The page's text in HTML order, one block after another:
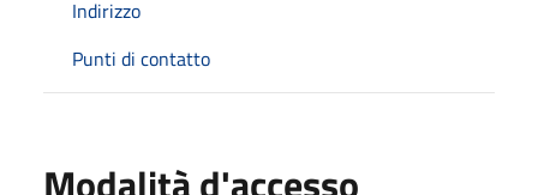
Indirizzo
Punti di contatto